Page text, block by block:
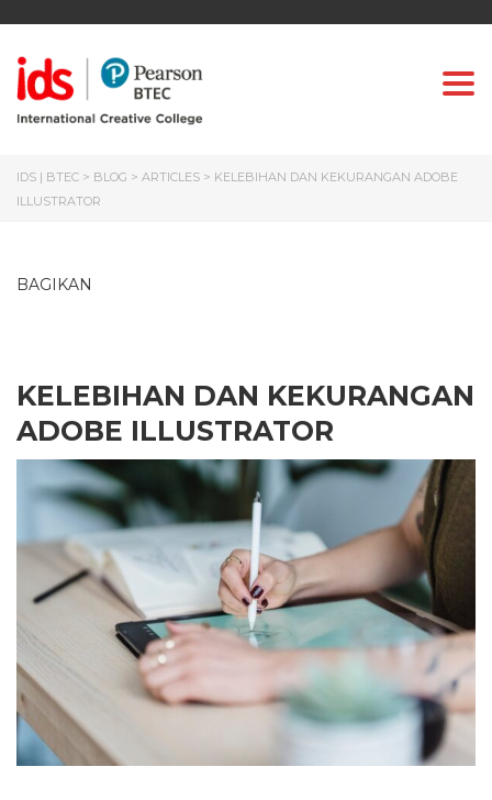
IDS | BTEC > BLOG > ARTICLES > KELEBIHAN DAN KEKURANGAN ADOBE
ILLUSTRATOR
BAGIKAN
KELEBIHAN DAN KEKURANGAN
ADOBE ILLUSTRATOR